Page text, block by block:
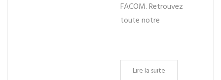
FACOM. Retrouvez
toute notre
Lire la suite